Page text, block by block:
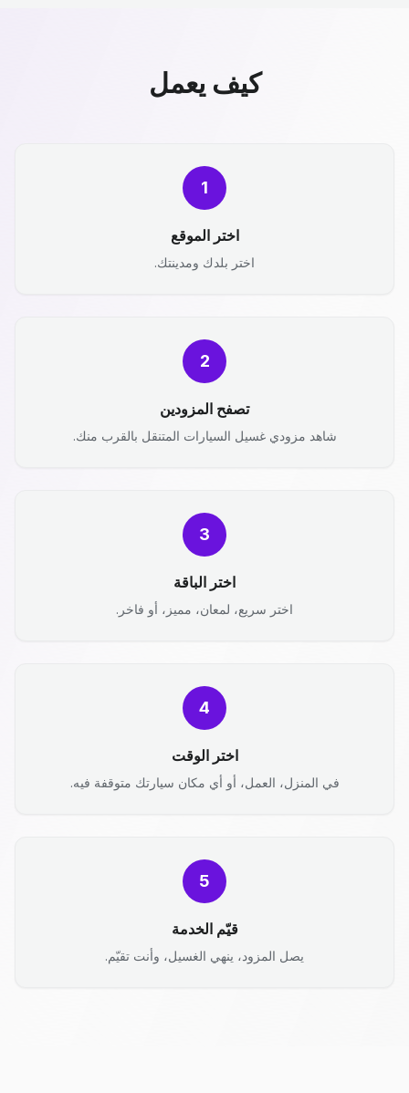
كيف يعمل
1
اختر الموقع
اختر بلدك ومدينتك.
2
تصفح المزودين
شاهد مزودي غسيل السيارات المتنقل بالقرب منك.
3
اختر الباقة
اختر سريع، لمعان، مميز، أو فاخر.
4
اختر الوقت
في المنزل، العمل، أو أي مكان سيارتك متوقفة فيه.
5
قيّم الخدمة
يصل المزود، ينهي الغسيل، وأنت تقيّم.